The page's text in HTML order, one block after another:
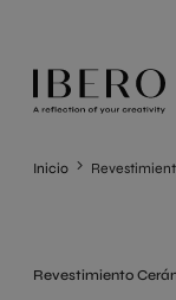
Inicio
Revestimiento